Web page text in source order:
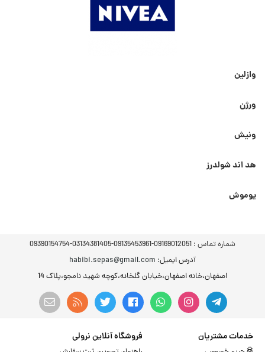
وازلین
ورژن
ونیش
هد اند شولدرز
یوموش
شماره تماس : 09169012051-09135453961-03134381405-09390154754
آدرس ایمیل: habibi.sepas@gmail.com
اصفهان،خانه اصفهان،خیابان گلخانه،کوچه شهید نامجو،پلاک 14
خدمات مشتریان فروشگاه آنلاین نرولی